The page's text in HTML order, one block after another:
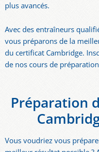
plus avancés.
Avec des entraîneurs
vous préparons de la
du certificat Cambridge.
de nos cours de
Préparation
Vous voudriez vous